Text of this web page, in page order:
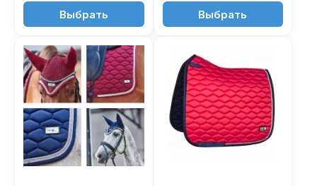
4'950 ₽Выбрать 6'450 ₽Выбрать